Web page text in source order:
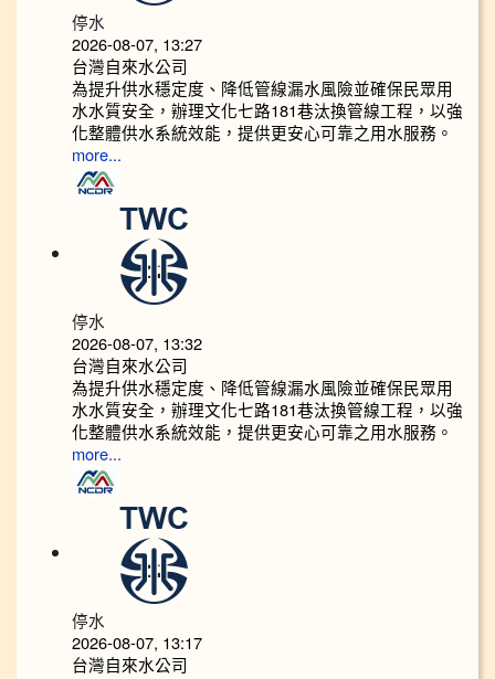
停水
2026-08-07, 13:27
台灣自來水公司
為提升供水穩定度、降低管線漏水風險並確保民眾用
水水質安全，辦理文化七路181巷汰換管線工程，以強
化整體供水系統效能，提供更安心可靠之用水服務。
more...
停水
2026-08-07, 13:32
台灣自來水公司
為提升供水穩定度、降低管線漏水風險並確保民眾用
水水質安全，辦理文化七路181巷汰換管線工程，以強
化整體供水系統效能，提供更安心可靠之用水服務。
more...
停水
2026-08-07, 13:17
台灣自來水公司